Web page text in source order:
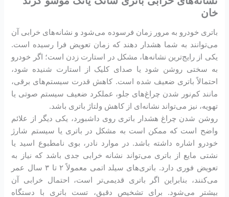
خان
باتری خودرو به مرور زمان فرسوده می‌شود و نشانه‌های خرابی آن
می‌توانند به شما هشدار دهند که زمان تعویض فرا رسیده است.
یکی از رایج‌ترین نشانه‌ها، مشکل در استارت زدن است؛ اگر خودرو
به سختی روشن شود یا صدای کلیک از استارت شنیده شود،
احتمالاً باتری ضعیف شده است. کاهش قدرت سیستم‌های برقی،
مانند کم‌نور شدن چراغ‌های جلو، عملکرد ضعیف سیستم صوتی یا
تهویه، نیز می‌تواند نشانه‌ای از کاهش ولتاژ باتری باشد.
روشن شدن چراغ هشدار باتری روی داشبورد، یکی دیگر از علائم
واضح است که ممکن است به مشکل در باتری یا سیستم شارژ
خودرو اشاره داشته باشد. در موارد نادر، بوی نامطبوع اسید یا
نشتی مایع از باتری می‌تواند نشانه خرابی جدی باشد که نیاز به
تعویض فوری دارد. باتری‌های سیلد اتمی معمولاً ۲ تا ۳ سال عمر
می‌کنند، بنابراین اگر باتری قدیمی‌تر است، احتمال خرابی آن
بیشتر می‌شود. برای تشخیص دقیق، تست باتری با دستگاه